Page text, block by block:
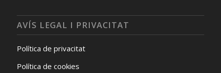
AVÍS LEGAL I PRIVACITAT
Política de privacitat
Política de cookies